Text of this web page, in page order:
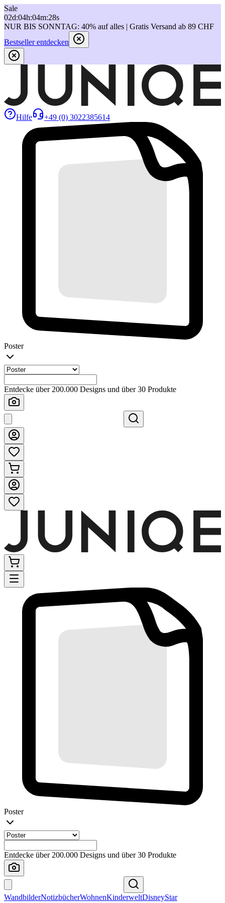
Sale
02d:04h:04m:28s
NUR BIS SONNTAG: 40% auf alles | Gratis Versand ab 89 CHF
Bestseller entdecken
Hilfe +49 (0) 3022385614
Poster
Entdecke über 200.000 Designs und über 30 Produkte
Poster
Entdecke über 200.000 Designs und über 30 Produkte
WandbilderNotizbücherWohnenKinderweltDisneyStar